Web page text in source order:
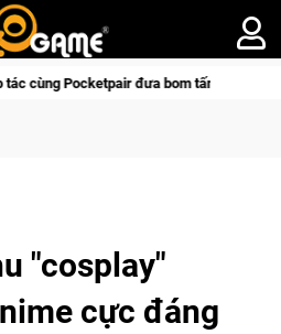
tồn lên di động với tên gọi Palworld Online
"cosplay"
cực đáng